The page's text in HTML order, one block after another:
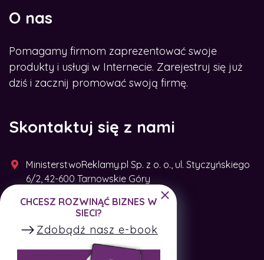
O nas
Pomagamy firmom zaprezentować swoje
produkty i usługi w Internecie. Zarejestruj się już
dziś i zacznij promować swoją firmę.
Skontaktuj się z nami
MinisterstwoReklamy.pl Sp. z o. o., ul. Styczyńskiego
6/2, 42-600 Tarnowskie Góry
+48 791 493 287
CHCESZ ROZWINĄĆ BIZNES W
SIECI?
Zdobądź nasz e-book